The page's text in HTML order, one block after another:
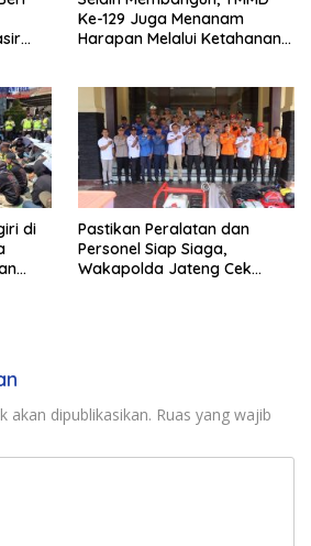
Ke-129 Juga Menanam
Harapan Melalui Ketahanan
di
Pastikan Peralatan dan
Personel Siap Siaga,
Wakapolda Jateng Cek
akan dipublikasikan. Ruas yang wajib